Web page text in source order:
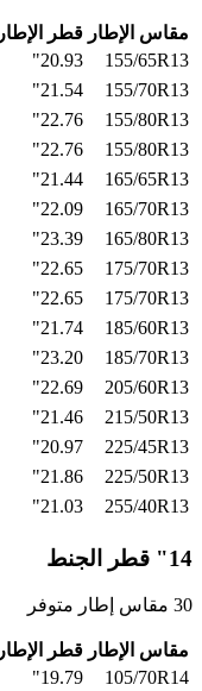
مقاس الإطار قطر الإطار
155/65R13
20.93"
155/70R13
21.54"
155/80R13
22.76"
155/80R13
22.76"
165/65R13
21.44"
165/70R13
22.09"
165/80R13
23.39"
175/70R13
22.65"
175/70R13
22.65"
185/60R13
21.74"
185/70R13
23.20"
205/60R13
22.69"
215/50R13
21.46"
225/45R13
20.97"
225/50R13
21.86"
255/40R13
21.03"
14" قطر الجنط
30 مقاس إطار متوفر
مقاس الإطار قطر الإطار
105/70R14
19.79"